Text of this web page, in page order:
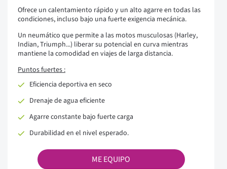
Ofrece un calentamiento rápido y un alto agarre en todas las
condiciones, incluso bajo una fuerte exigencia mecánica.
Un neumático que permite a las motos musculosas (Harley,
Indian, Triumph...) liberar su potencial en curva mientras
mantiene la comodidad en viajes de larga distancia.
Puntos fuertes :
Eficiencia deportiva en seco
Drenaje de agua eficiente
Agarre constante bajo fuerte carga
Durabilidad en el nivel esperado.
ME EQUIPO